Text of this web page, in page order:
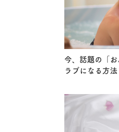
今、話題の「
ラブになる方